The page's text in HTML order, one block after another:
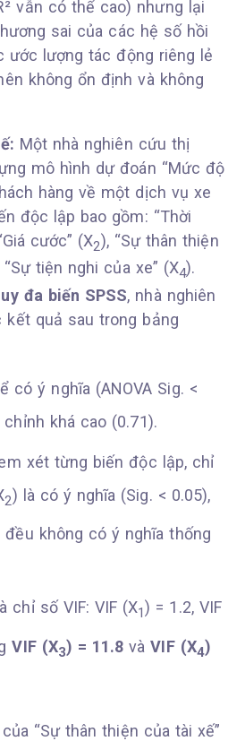
vẫn có thể cao) nhưng lại
sai của các hệ số hồi
ước lượng tác động riêng lẻ
không ổn định và không
Một nhà nghiên cứu thị
mô hình dự đoán “Mức độ
hàng về một dịch vụ xe
độc lập bao gồm: “Thời
cước” (X2), “Sự thân thiện
“Sự tiện nghi của xe” (X4).
đa biến SPSS, nhà nghiên
quả sau trong bảng
có ý nghĩa (ANOVA Sig. <
chỉnh khá cao (0.71).
xét từng biến độc lập, chỉ
2) là có ý nghĩa (Sig. < 0.05),
không có ý nghĩa thống
chỉ số VIF: VIF (X1) = 1.2, VIF
VIF (X3) = 11.8 vàVIF (X4)
“Sự thân thiện của tài xế”